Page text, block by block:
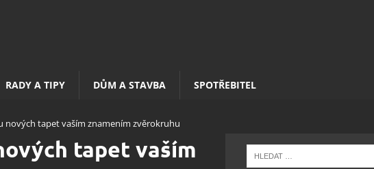
RADY A TIPY DŮM A STAVBA SPOTŘEBITEL
nových tapet vaším znamením zvěrokruhu
tapet vaším